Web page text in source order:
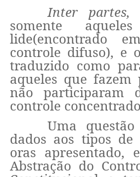
Inter partes,
somente
lide(encontrado
controle difuso), e
traduzido como
aqueles que
não participaram
controle
Uma
dados aos tipos
oras apresentado,
Abstração do